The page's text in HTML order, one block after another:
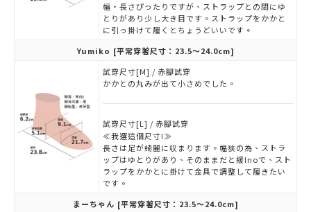
幅・長さぴったりですが、ストラップとの間にゆ
とりがあり少し大き目です。ストラップをかかと
に引っ掛けて履くとちょうどいいです。
Yumiko [平常穿著尺寸：23.5～24.0cm]
試穿尺寸[M] / 赤腳試穿
かかとの丸みが出て小さめでした。
試穿尺寸[L] / 赤腳試穿
≪我選這個尺寸!≫
長さは足が綺麗に収まります。幅狭の為、ストラ
ップはゆとりがあり、そのままだと緩Inoで、スト
ラップをかかとに掛けて金具で調整して履きたい
です。
まーちゃん [平常穿著尺寸：23.5～24.0cm]